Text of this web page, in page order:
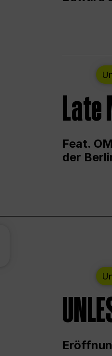
Feat.
der